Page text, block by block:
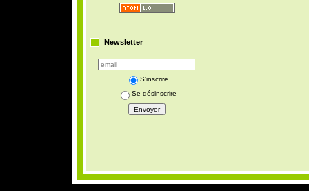
Newsletter
S'inscrire
Se désinscrire